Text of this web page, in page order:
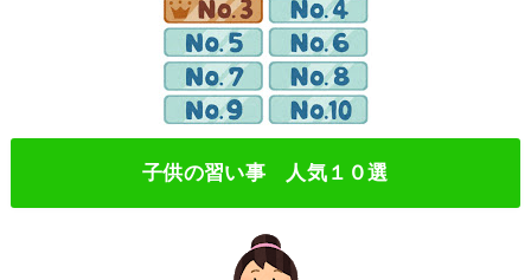
子供の習い事 人気１０選